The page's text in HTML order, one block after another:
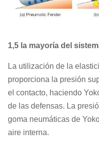
1,5 la mayoría del
La utilización de la
proporciona la presión
el contacto, haciendo
de las defensas. La
goma neumáticas de
aire interna.